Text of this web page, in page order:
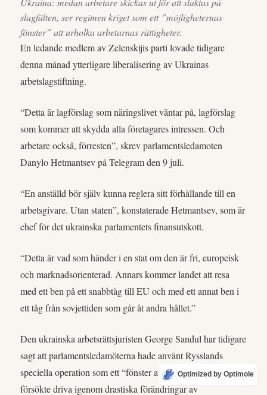
slagfälten, ser regimen kriget som ett ”möjligheternas
fönster” att urholka arbetarnas rättigheter.
En ledande medlem av Zelenskijis parti lovade tidigare
denna månad ytterligare liberalisering av Ukrainas
arbetslagstiftning.
“Detta är lagförslag som näringslivet väntar på, lagförslag
som kommer att skydda alla företagares intressen. Och
arbetare också, förresten”, skrev parlamentsledamoten
Danylo Hetmantsev på Telegram den 9 juli.
“En anställd bör själv kunna reglera sitt förhållande till en
arbetsgivare. Utan staten”, konstaterade Hetmantsev, som är
chef för det ukrainska parlamentets finansutskott.
“Detta är vad som händer i en stat om den är fri, europeisk
och marknadsorienterad. Annars kommer landet att resa
med ett ben på ett snabbtåg till EU och med ett annat ben i
ett tåg från sovjettiden som går åt andra hållet.”
Den ukrainska arbetsrättsjuristen George Sandul har tidigare
sagt att parlamentsledamöterna hade använt Rysslands
speciella operation som ett “fönster av möjligheter” där de
försökte driva igenom drastiska förändringar av
Optimized by Optimole